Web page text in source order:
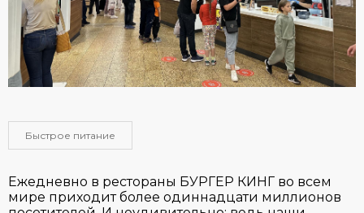
Быстрое питание
Ежедневно в рестораны БУРГЕР КИНГ во всем
мире приходит более одиннадцати миллионов